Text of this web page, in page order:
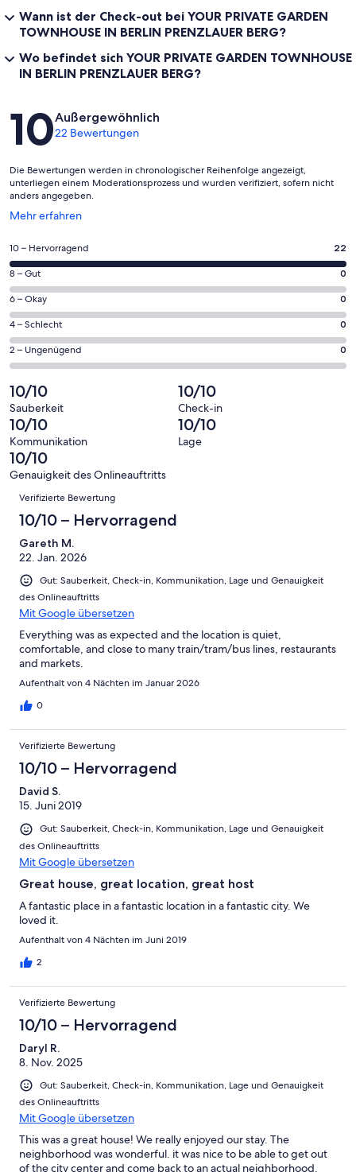
Wann ist der Check-out bei YOUR PRIVATE GARDEN
TOWNHOUSE IN BERLIN PRENZLAUER BERG?
Wo befindet sich YOUR PRIVATE GARDEN TOWNHOUSE
IN BERLIN PRENZLAUER BERG?
Bewertungen
10Außergewöhnlich
22 Bewertungen
Die Bewertungen werden in chronologischer Reihenfolge angezeigt,
unterliegen einem Moderationsprozess und wurden verifiziert, sofern nicht
anders angegeben.
Mehr erfahren
Wird
einem
neuen
Fenster
geöffnet
22
von
insgesamt
22
Gästebewertungen
haben
eine
Bewertung
von
10
-
Hervorragend
10 – Hervorragend 22
0
von
insgesamt
22
Gästebewertungen
haben
Bewertung
von
8
-
Gut
8 – Gut 0
0
von
insgesamt
22
Gästebewertungen
haben
eine
Bewertung
von
6
-
Okay
6 – Okay 0
0
von
insgesamt
Gästebewertungen
haben
eine
Bewertung
von
4
Schlecht
4 – Schlecht 0
0
von
insgesamt
22
Gästebewertungen
haben
eine
Bewertung
Ungenügend
2 – Ungenügend 0
10/10
Sauberkeit
10/10
Check-in
10/10
Kommunikation
10/10
Lage
10/10
Genauigkeit des Onlineauftritts
Bewertungen
Verifizierte Bewertung
10/10 – Hervorragend
Gareth M.
22. Jan. 2026
Gut: Sauberkeit, Check-in, Kommunikation, Lage und Genauigkeit
des Onlineauftritts
Mit Google übersetzen
Everything was as expected and the location is quiet,
comfortable, and close to many train/tram/bus lines, restaurants
and markets.
Aufenthalt von 4 Nächten im Januar 2026
0
Verifizierte Bewertung
10/10 – Hervorragend
David S.
15. Juni 2019
Gut: Sauberkeit, Check-in, Kommunikation, Lage und Genauigkeit
des Onlineauftritts
Mit Google übersetzen
Great house, great location, great host
A fantastic place in a fantastic location in a fantastic city. We
loved it.
Aufenthalt von 4 Nächten im Juni 2019
2
Verifizierte Bewertung
10/10 – Hervorragend
Daryl R.
8. Nov. 2025
Gut: Sauberkeit, Check-in, Kommunikation, Lage und Genauigkeit
des Onlineauftritts
Mit Google übersetzen
This was a great house! We really enjoyed our stay. The
neighborhood was wonderful. it was nice to be able to get out
of the city center and come back to an actual neighborhood.